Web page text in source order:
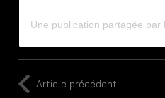
Article précédent